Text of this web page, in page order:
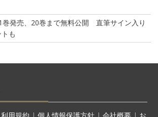
巻発売、20巻まで無料公開 直筆サイン入り
も